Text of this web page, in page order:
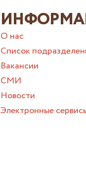
О нас
Список
Вакансии
СМИ
Новости
Электронные